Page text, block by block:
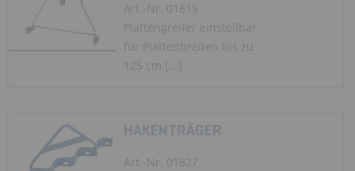
Art.-Nr. 01819
Plattengreifer einstellbar
für Plattenbreiten bis zu
125 cm [...]
HAKENTRÄGER
Art.-Nr. 01827